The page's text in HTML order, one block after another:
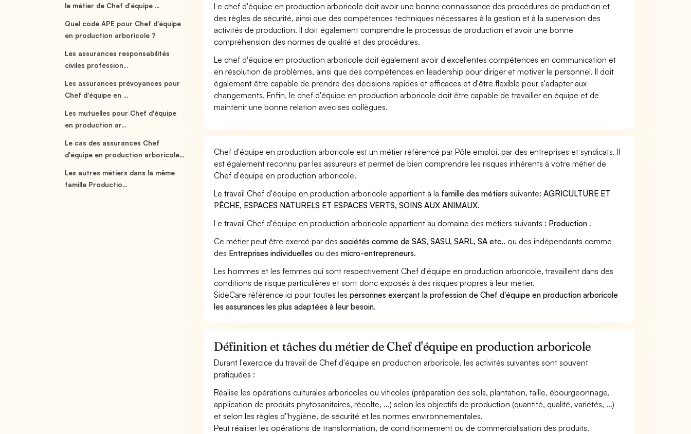
le métier de Chef d'équipe ...
Quel code APE pour Chef d'équipe
en production arboricole ?
Les assurances responsabilités
civiles profession...
Les assurances prévoyances pour
Chef d'équipe en ...
Les mutuelles pour Chef d'équipe
en production ar...
Le cas des assurances Chef
d'équipe en production arboricole...
Les autres métiers dans la même
famille Productio...
Le chef d'équipe en production arboricole doit avoir une bonne connaissance des procédures de production et
des règles de sécurité, ainsi que des compétences techniques nécessaires à la gestion et à la supervision des
activités de production. Il doit également comprendre le processus de production et avoir une bonne
compréhension des normes de qualité et des procédures.
Le chef d'équipe en production arboricole doit également avoir d'excellentes compétences en communication et
en résolution de problèmes, ainsi que des compétences en leadership pour diriger et motiver le personnel. Il doit
également être capable de prendre des décisions rapides et efficaces et d'être flexible pour s'adapter aux
changements. Enfin, le chef d'équipe en production arboricole doit être capable de travailler en équipe et de
maintenir une bonne relation avec ses collègues.
Chef d'équipe en production arboricole est un métier référencé par Pôle emploi, par des entreprises et syndicats. Il
est également reconnu par les assureurs et permet de bien comprendre les risques inhérents à votre métier de
Chef d'équipe en production arboricole.
Le travail Chef d'équipe en production arboricole appartient à la famille des métiers suivante:AGRICULTURE ET
PÊCHE, ESPACES NATURELS ET ESPACES VERTS, SOINS AUX ANIMAUX.
Le travail Chef d'équipe en production arboricole appartient au domaine des métiers suivants : Production .
Ce métier peut être exercé par dessociétés comme de SAS, SASU, SARL, SA etc.. ou des indépendants comme
des Entreprises individuelles ou desmicro-entrepreneurs.
Les hommes et les femmes qui sont respectivement Chef d'équipe en production arboricole, travaillent dans des
conditions de risque particulières et sont donc exposés à des risques propres à leur métier.
SideCare référence ici pour toutes lespersonnes exerçant la profession de Chef d'équipe en production arboricole
les assurances les plus adaptées à leur besoin.
Définition et tâches du métier de Chef d'équipe en production arboricole
Durant l'exercice du travail de Chef d'équipe en production arboricole, les activités suivantes sont souvent
pratiquées :
Réalise les opérations culturales arboricoles ou viticoles (préparation des sols, plantation, taille, ébourgeonnage,
application de produits phytosanitaires, récolte, ...) selon les objectifs de production (quantité, qualité, variétés, ...)
et selon les règles d''hygiène, de sécurité et les normes environnementales.
Peut réaliser les opérations de transformation, de conditionnement ou de commercialisation des produits.